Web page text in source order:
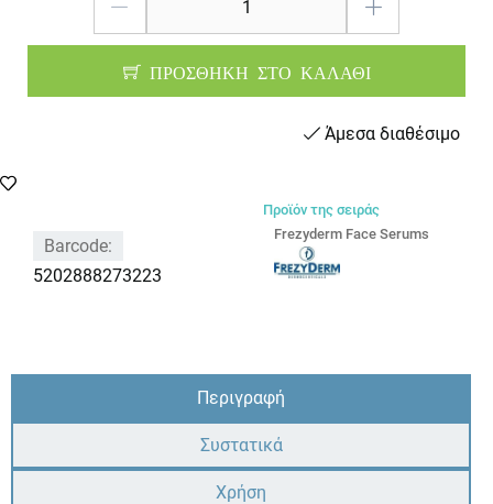
ΠΡΟΣΘΗΚΗ ΣΤΟ ΚΑΛΑΘΙ
Άμεσα διαθέσιμο
Barcode:
5202888273223
Προϊόν της σειράς
Frezyderm Face Serums
Περιγραφή
Συστατικά
Χρήση